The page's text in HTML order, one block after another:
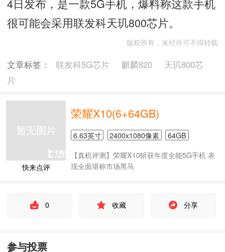
4日发布，是一款5G手机，爆料称这款手机
很可能会采用联发科天玑800芯片。
版权所有，未经许可不得转载
文章标签： 联发科5G芯片 麒麟820
天玑800芯
片
快来点评
荣耀X10(6+64GB)
6.63英寸 2400x1080像素
64GB
【真机评测】荣耀X10斩获年度全能5G手机 表
现全面堪称市场黑马
0 收藏 分享
参与投票